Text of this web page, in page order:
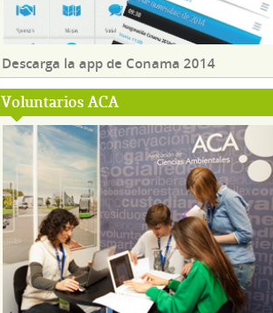
Descarga la app de Conama 2014
Voluntarios ACA